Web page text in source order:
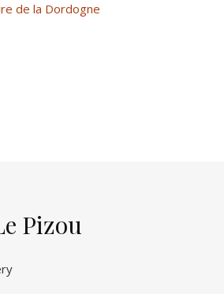
de la Dordogne
Pizou